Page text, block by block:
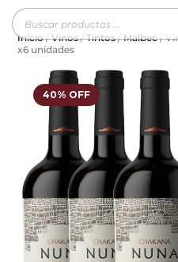
40% OFF
Inicio/Vinos/Tintos/Malbec/
x6 unidades